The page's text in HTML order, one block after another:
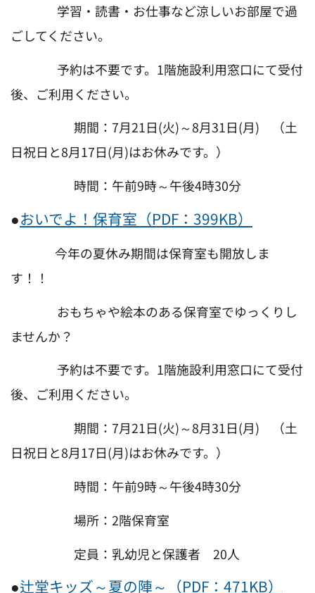
学習・読書・お仕事など涼しいお部屋で過
ごしてください。
予約は不要です。1階施設利用窓口にて受付
後、ご利用ください。
期間：7月21日(火)～8月31日(月) （土
日祝日と8月17日(月)はお休みです。）
時間：午前9時～午後4時30分
●おいでよ！保育室（PDF：399KB）
今年の夏休み期間は保育室も開放しま
す！！
おもちゃや絵本のある保育室でゆっくりし
ませんか？
予約は不要です。1階施設利用窓口にて受付
後、ご利用ください。
期間：7月21日(火)～8月31日(月) （土
日祝日と8月17日(月)はお休みです。）
時間：午前9時～午後4時30分
場所：2階保育室
定員：乳幼児と保護者 20人
●辻堂キッズ～夏の陣～（PDF：471KB）